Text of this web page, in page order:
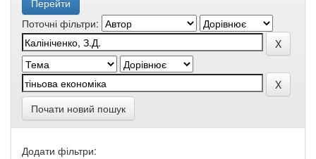
Поточні фільтри:
Почати новий пошук
Додати фільтри: